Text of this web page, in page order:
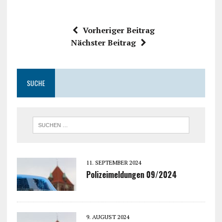
Vorheriger Beitrag
Nächster Beitrag
SUCHE
11. SEPTEMBER 2024
Polizeimeldungen 09/2024
9. AUGUST 2024